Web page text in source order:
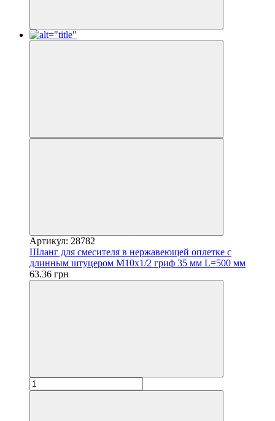
Артикул: 28782
Шланг для смесителя в нержавеющей оплетке с
длинным штуцером М10х1/2 гриф 35 мм L=500 мм
63.36 грн